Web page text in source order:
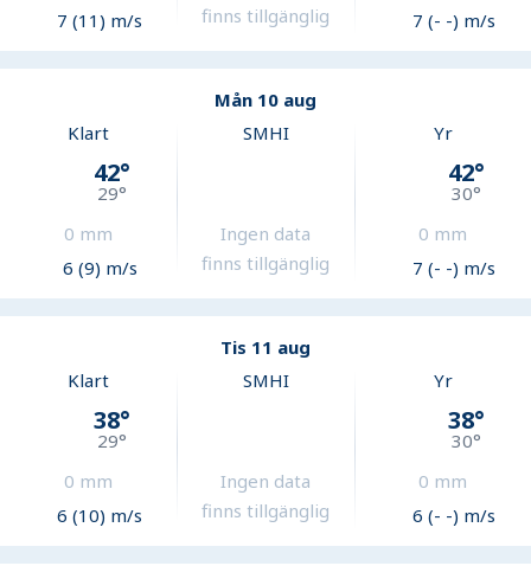
7 (11) m/s
finns tillgänglig
7 (- -) m/s
Mån 10 aug
Klart
42°
29°
0 mm
6 (9) m/s
SMHI
Ingen data
finns tillgänglig
Yr
42°
30°
0 mm
7 (- -) m/s
Tis 11 aug
Klart
38°
29°
0 mm
6 (10) m/s
SMHI
Ingen data
finns tillgänglig
Yr
38°
30°
0 mm
6 (- -) m/s